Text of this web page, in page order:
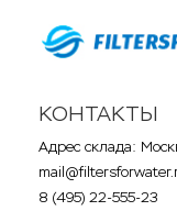
КОНТАКТЫ
Адрес склада:
8 (495) 22-555-23